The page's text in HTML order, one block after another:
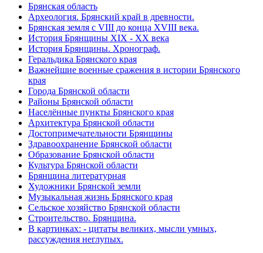
Брянская область
Археология. Брянский край в древности.
Брянская земля с VIII до конца XVIII века.
История Брянщины XIX - XX века
История Брянщины. Хронограф.
Геральдика Брянского края
Важнейшие военные сражения в истории Брянского
края
Города Брянской области
Районы Брянской области
Населённые пункты Брянского края
Архитектура Брянской области
Достопримечательности Брянщины
Здравоохранение Брянской области
Образование Брянской области
Культура Брянской области
Брянщина литературная
Художники Брянской земли
Музыкальная жизнь Брянского края
Сельское хозяйство Брянской области
Строительство. Брянщина.
В картинках: - цитаты великих, мысли умных,
рассуждения неглупых.